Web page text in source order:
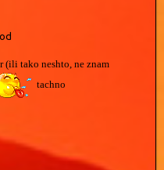
(ili tako neshto, ne znam
tachno